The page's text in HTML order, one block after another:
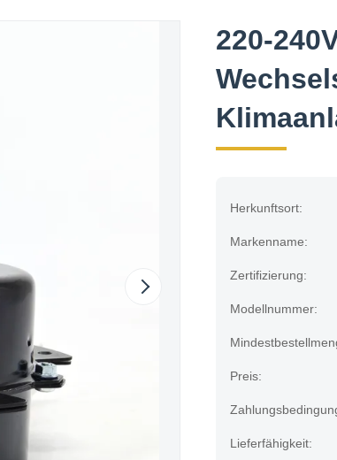
220-
Herkunftsort:
Markenname:
Zertifizierung:
Modellnummer:
Preis:
Lieferfähigkeit: